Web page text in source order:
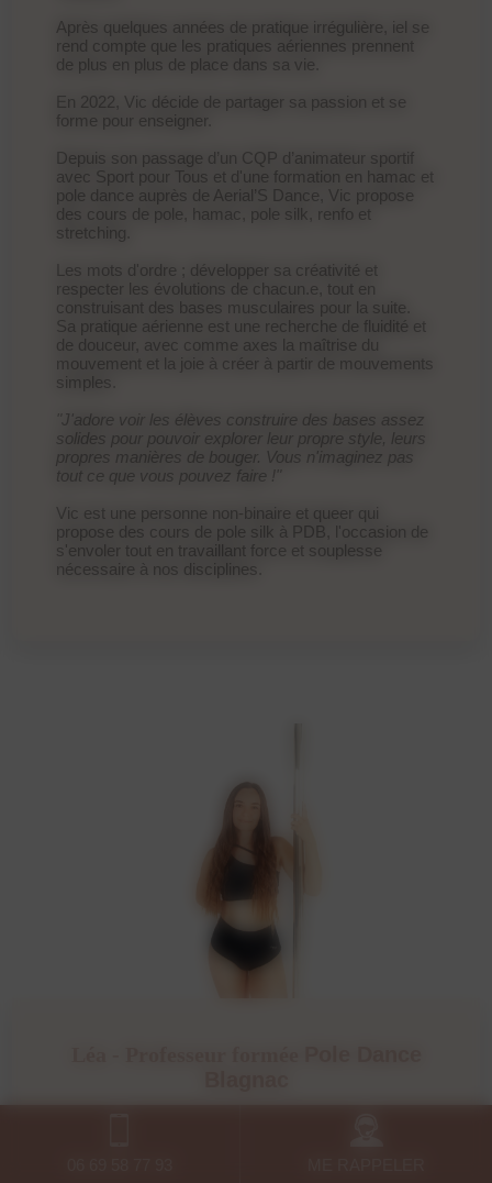
Après quelques années de pratique irrégulière, iel se
rend compte que les pratiques aériennes prennent
de plus en plus de place dans sa vie.
En 2022, Vic décide de partager sa passion et se
forme pour enseigner.
Depuis son passage d’un CQP d’animateur sportif
avec Sport pour Tous et d'une formation en hamac et
pole dance auprès de Aerial’S Dance, Vic propose
des cours de pole, hamac, pole silk, renfo et
stretching.
Les mots d'ordre ; développer sa créativité et
respecter les évolutions de chacun.e, tout en
construisant des bases musculaires pour la suite.
Sa pratique aérienne est une recherche de fluidité et
de douceur, avec comme axes la maîtrise du
mouvement et la joie à créer à partir de mouvements
simples.
"J'adore voir les élèves construire des bases assez
solides pour pouvoir explorer leur propre style, leurs
propres manières de bouger. Vous n'imaginez pas
tout ce que vous pouvez faire !"
Vic est une personne non-binaire et queer qui
propose des cours de pole silk à PDB, l'occasion de
s'envoler tout en travaillant force et souplesse
nécessaire à nos disciplines.